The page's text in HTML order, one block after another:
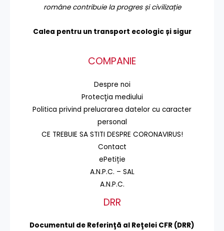
române contribuie la progres și civilizație
Calea pentru un transport ecologic și sigur
COMPANIE
Despre noi
Protecţia mediului
Politica privind prelucrarea datelor cu caracter
personal
CE TREBUIE SA STITI DESPRE CORONAVIRUS!
Contact
ePetiție
A.N.P.C. – SAL
A.N.P.C.
DRR
Documentul de Referinţă al Reţelei CFR (DRR)